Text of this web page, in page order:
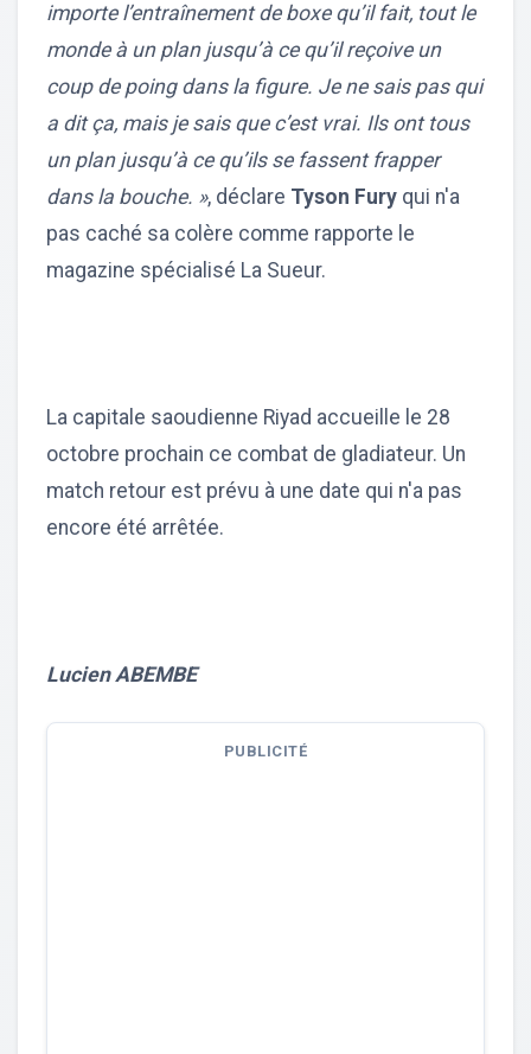
importe l’entraînement de boxe qu’il fait, tout le
monde à un plan jusqu’à ce qu’il reçoive un
coup de poing dans la figure. Je ne sais pas qui
a dit ça, mais je sais que c’est vrai. Ils ont tous
un plan jusqu’à ce qu’ils se fassent frapper
dans la bouche. », déclare Tyson Fury qui n'a
pas caché sa colère comme rapporte le
magazine spécialisé La Sueur.
La capitale saoudienne Riyad accueille le 28
octobre prochain ce combat de gladiateur. Un
match retour est prévu à une date qui n'a pas
encore été arrêtée.
Lucien ABEMBE
PUBLICITÉ